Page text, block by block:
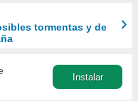
tormentas y de
Instalar